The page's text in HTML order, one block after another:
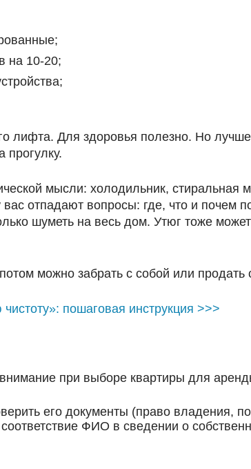
на 10-20;
лифта. Для здоровья полезно. Но
прогулку.
мысли: холодильник,
отпадают вопросы: где, что и почем
шуметь на весь дом. Утюг тоже
можно забрать с собой или
пошаговая инструкция >>>
при выборе квартиры для
его документы (право владения,
ФИО в сведении о